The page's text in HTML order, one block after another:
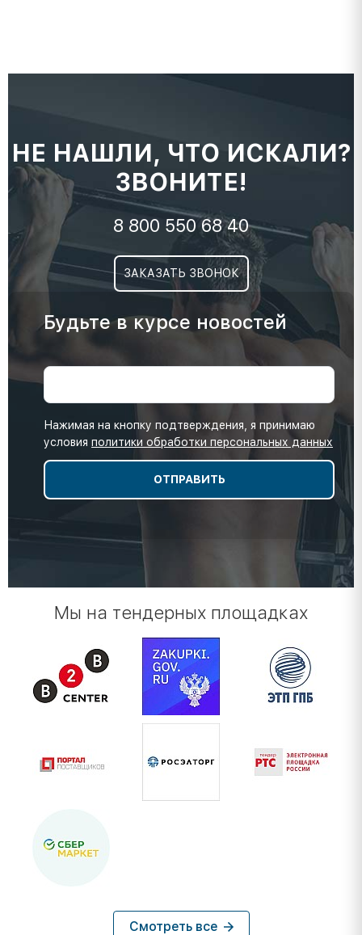
НЕ НАШЛИ, ЧТО ИСКАЛИ?
ЗВОНИТЕ!
8 800 550 68 40
ЗАКАЗАТЬ ЗВОНОК
Будьте в курсе новостей
Нажимая на кнопку подтверждения, я принимаю
условия политики обработки персональных данных
Мы на тендерных площадках
Смотреть все